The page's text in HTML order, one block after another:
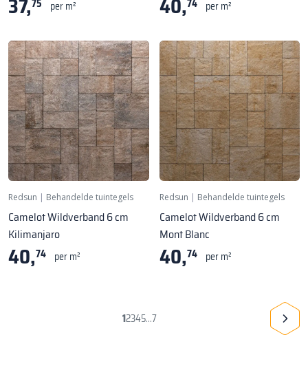
75 per m² 74 per m²
Redsun | Behandelde tuintegels
Camelot Wildverband 6 cm
Kilimanjaro
40,74 per m²
Redsun | Behandelde tuintegels
Camelot Wildverband 6 cm
Mont Blanc
40,74 per m²
12345...7